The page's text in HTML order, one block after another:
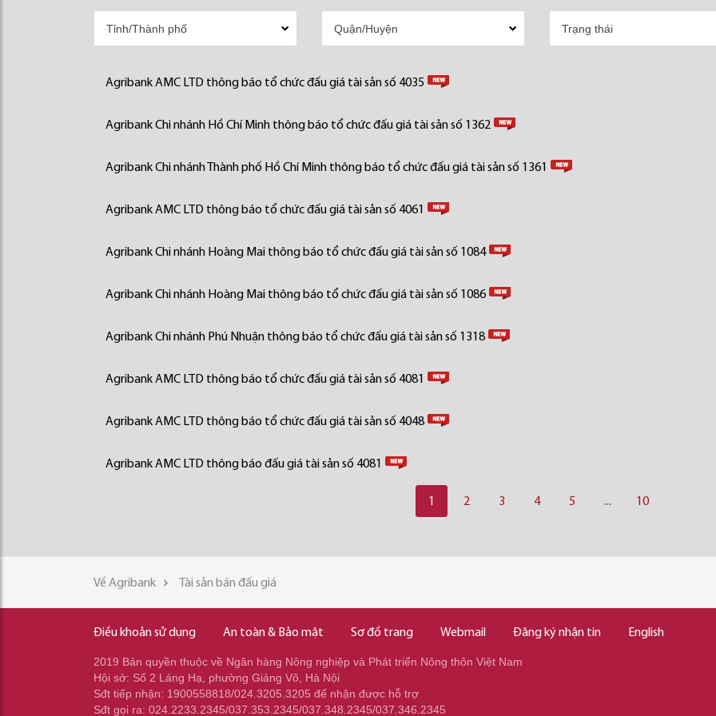
Agribank AMC LTD thông báo tổ chức đấu giá tài sản số 4035
Agribank Chi nhánh Hồ Chí Minh thông báo tổ chức đấu giá tài sản số 1362
Agribank Chi nhánh Thành phố Hồ Chí Minh thông báo tổ chức đấu giá tài sản số 1361
Agribank AMC LTD thông báo tổ chức đấu giá tài sản số 4061
Agribank Chi nhánh Hoàng Mai thông báo tổ chức đấu giá tài sản số 1084
Agribank Chi nhánh Hoàng Mai thông báo tổ chức đấu giá tài sản số 1086
Agribank Chi nhánh Phú Nhuận thông báo tổ chức đấu giá tài sản số 1318
Agribank AMC LTD thông báo tổ chức đấu giá tài sản số 4081
Agribank AMC LTD thông báo tổ chức đấu giá tài sản số 4048
Agribank AMC LTD thông báo đấu giá tài sản số 4081
1 2 3 4 5 ... 10
Về Agribank Tài sản bán đấu giá
Điều khoản sử dụng An toàn & Bảo mật Sơ đồ trang Webmail Đăng ký nhận tin English
2019 Bản quyền thuộc về Ngân hàng Nông nghiệp và Phát triển Nông thôn Việt Nam
Hội sở: Số 2 Láng Hạ, phường Giảng Võ, Hà Nội
Sđt tiếp nhận: 1900558818/024.3205.3205 để nhận được hỗ trợ
Sđt gọi ra: 024.2233.2345/037.353.2345/037.348.2345/037.346.2345